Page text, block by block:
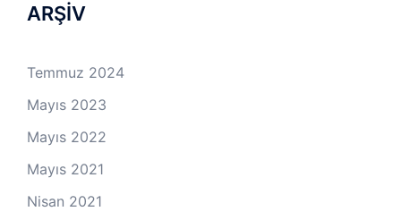
ARŞİV
Temmuz 2024
Mayıs 2023
Mayıs 2022
Mayıs 2021
Nisan 2021